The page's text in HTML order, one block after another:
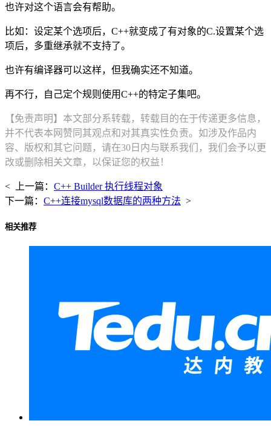
也许对这个语言会有帮助。
比如：设定某个选项后，C++就变成了有对象的C.设置某个选
项后，多重继承就不支持了。
也许有编译器可以这样，但我确实还不知道。
再不行，自己定个规则使用C++的特定子集吧。
【免责声明】本文部分系转载，转载目的在于传递更多信息，
并不代表本网赞同其观点和对其真实性负责。如涉及作品内
容、版权和其它问题，请在30日内与联系我们，我们会予以更
改或删除相关文章，以保证您的权益！
< 上一篇： C++ Builder 执行线程对象
下一篇： C++连接mysql数据库的两种方法 >
相关推荐